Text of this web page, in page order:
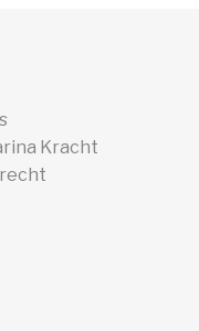
Kracht